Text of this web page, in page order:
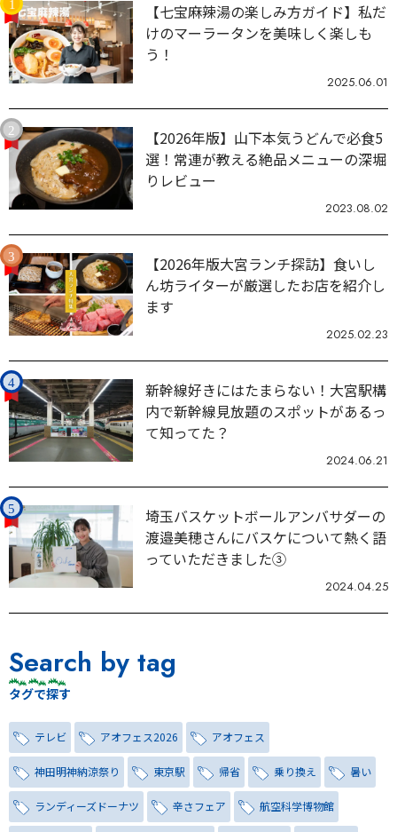
【七宝麻辣湯の楽しみ方ガイド】私だ
けのマーラータンを美味しく楽しも
う！
2025.06.01
【2026年版】山下本気うどんで必食5
選！常連が教える絶品メニューの深堀
りレビュー
2023.08.02
【2026年版大宮ランチ探訪】食いし
ん坊ライターが厳選したお店を紹介し
ます
2025.02.23
新幹線好きにはたまらない！大宮駅構
内で新幹線見放題のスポットがあるっ
て知ってた？
2024.06.21
埼玉バスケットボールアンバサダーの
渡邉美穂さんにバスケについて熱く語
っていただきました③
2024.04.25
Search by tag
タグで探す
テレビ アオフェス2026 アオフェス
神田明神納涼祭り 東京駅 帰省 乗り換え 暑い
ランディーズドーナツ 辛さフェア 航空科学博物館